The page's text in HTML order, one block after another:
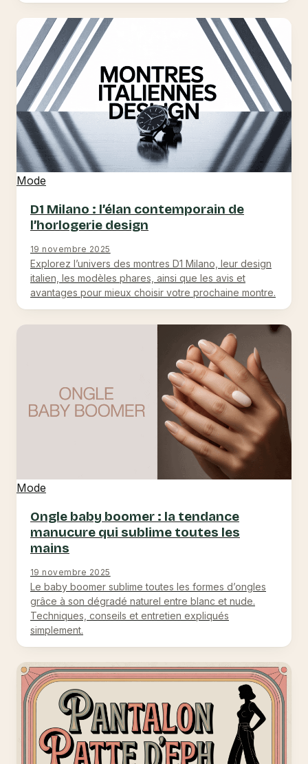
Mode
D1 Milano : l’élan contemporain de
l’horlogerie design
19 novembre 2025
Explorez l’univers des montres D1 Milano, leur design
italien, les modèles phares, ainsi que les avis et
avantages pour mieux choisir votre prochaine montre.
Mode
Ongle baby boomer : la tendance
manucure qui sublime toutes les
mains
19 novembre 2025
Le baby boomer sublime toutes les formes d’ongles
grâce à son dégradé naturel entre blanc et nude.
Techniques, conseils et entretien expliqués
simplement.